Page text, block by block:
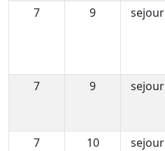
7
9 sejour
7
9 sejour
7
10 sejour